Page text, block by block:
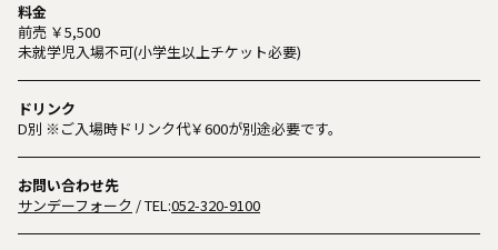
料金
前売 ￥5,500
未就学児入場不可(小学生以上チケット必要)
ドリンク
D別 ※ご入場時ドリンク代￥600が別途必要です。
お問い合わせ先
サンデーフォーク / TEL:052-320-9100